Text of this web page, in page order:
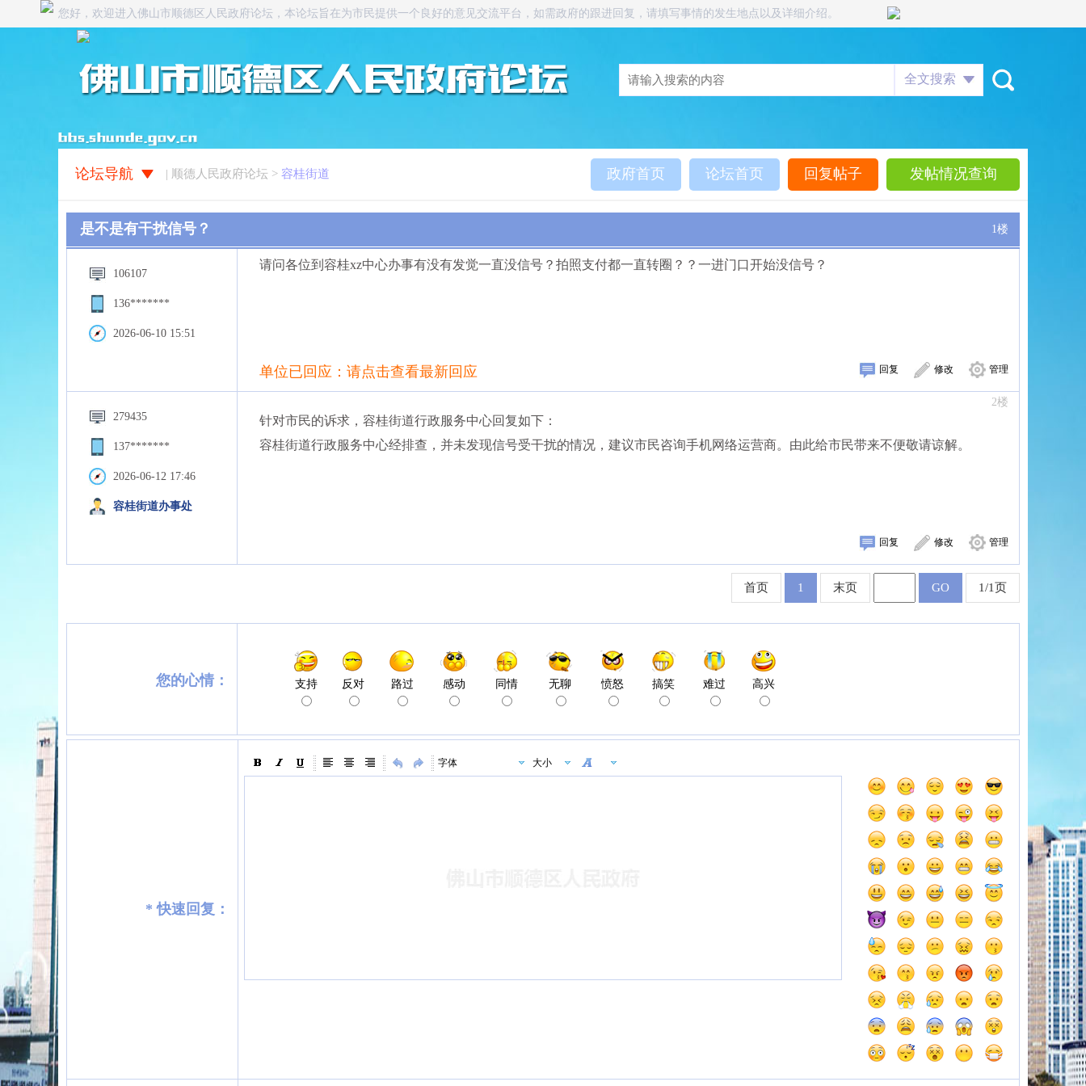
您好，欢迎进入佛山市顺德区人民政府论坛，本论坛旨在为市民提供一个良好的意见交流平台，如需政府的跟进回复，请填写事情的发生地点以及详细介绍。
全文搜索
论坛导航 | 顺德人民政府论坛 > 容桂街道 政府首页 论坛首页 回复帖子 发帖情况查询
是不是有干扰信号？ 1楼
106107
136*******
2026-06-10 15:51
请问各位到容桂xz中心办事有没有发觉一直没信号？拍照支付都一直转圈？？一进门口开始没信号？
单位已回应：请点击查看最新回应 回复 修改 管理
279435
137*******
2026-06-12 17:46
容桂街道办事处
2楼
针对市民的诉求，容桂街道行政服务中心回复如下：
容桂街道行政服务中心经排查，并未发现信号受干扰的情况，建议市民咨询手机网络运营商。由此给市民带来不便敬请谅解。
回复 修改 管理
首页 1 末页 GO 1/1页
您的心情： 支持 反对 路过 感动 同情 无聊 愤怒 搞笑 难过 高兴
* 快速回复：
字体 大小